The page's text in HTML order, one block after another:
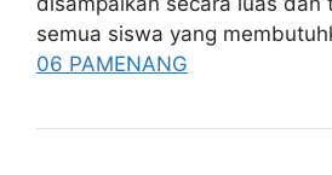
semua siswa yang
06 PAMENANG